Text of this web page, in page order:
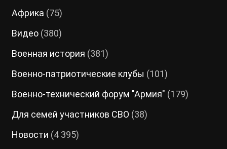
Африка (75)
Видео(380)
Военная история (381)
Военно-патриотические клубы (101)
Военно-технический форум "Армия" (179)
Для семей участников СВО (38)
Новости (4 395)